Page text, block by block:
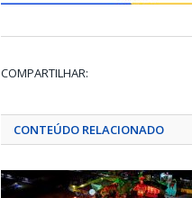
COMPARTILHAR:
CONTEÚDO RELACIONADO